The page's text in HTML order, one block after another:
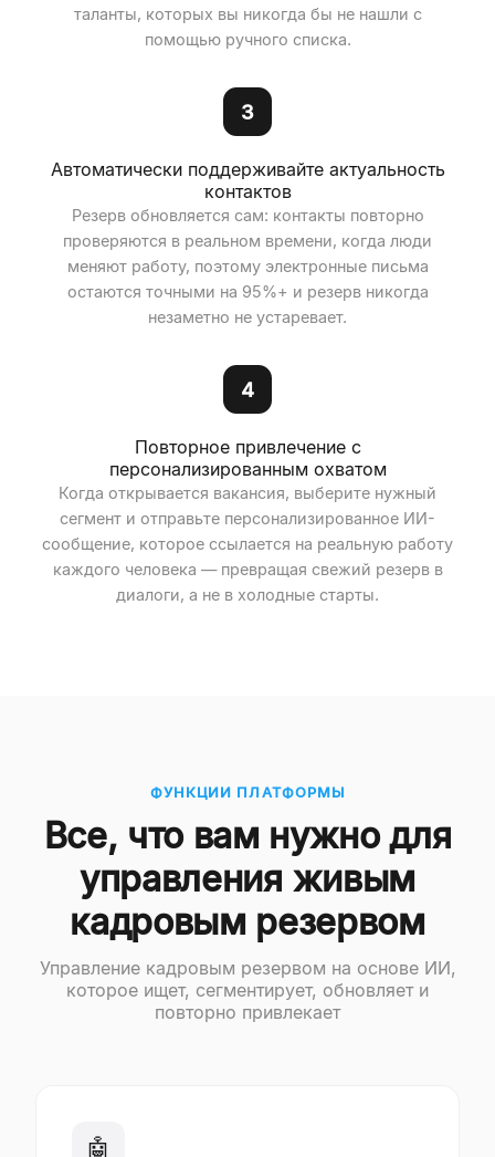
таланты, которых вы никогда бы не нашли с
помощью ручного списка.
3
Автоматически поддерживайте актуальность
контактов
Резерв обновляется сам: контакты повторно
проверяются в реальном времени, когда люди
меняют работу, поэтому электронные письма
остаются точными на 95%+ и резерв никогда
незаметно не устаревает.
4
Повторное привлечение с
персонализированным охватом
Когда открывается вакансия, выберите нужный
сегмент и отправьте персонализированное ИИ-
сообщение, которое ссылается на реальную работу
каждого человека — превращая свежий резерв в
диалоги, а не в холодные старты.
ФУНКЦИИ ПЛАТФОРМЫ
Все, что вам нужно для
управления живым
кадровым резервом
Управление кадровым резервом на основе ИИ,
которое ищет, сегментирует, обновляет и
повторно привлекает
🤖